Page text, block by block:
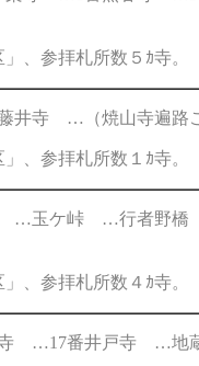
、参拝札所数５ｶ寺。
井寺 …（焼山寺遍
、参拝札所数１ｶ寺。
…玉ケ峠 …行者野
、参拝札所数４ｶ寺。
寺 …17番井戸寺 …